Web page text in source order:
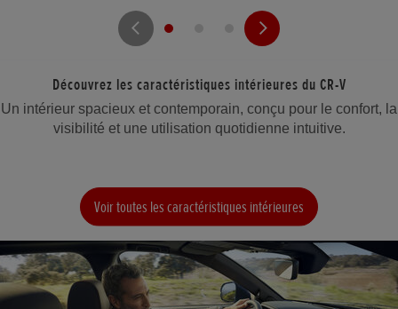
Découvrez les caractéristiques intérieures du CR-V
Un intérieur spacieux et contemporain, conçu pour le confort, la
visibilité et une utilisation quotidienne intuitive.
Voir toutes les caractéristiques intérieures